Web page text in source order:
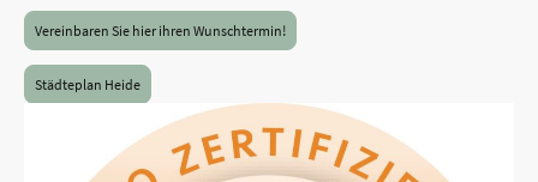
Vereinbaren Sie hier ihren Wunschtermin!
Städteplan Heide